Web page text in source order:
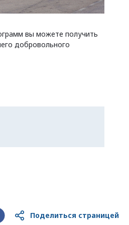
земель
вы можете получить
добровольного
Поделиться страницей